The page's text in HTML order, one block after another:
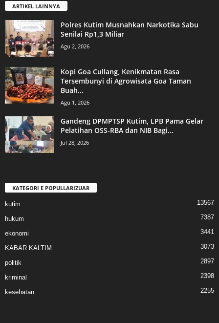
ARTIKEL LAINNYA
Polres Kutim Musnahkan Narkotika Sabu
Senilai Rp1,3 Miliar
Agu 2, 2026
Kopi Goa Cullang, Kenikmatan Rasa
Tersembunyi di Agrowisata Goa Taman
Buah...
Agu 1, 2026
Gandeng DPMPTSP Kutim, LPB Pama Gelar
Pelatihan OSS-RBA dan NIB Bagi...
Jul 28, 2026
KATEGORI E POPULLARIZUAR
kutim 13567
hukum 7387
ekonomi 3441
KABAR KALTIM 3073
politik 2897
kriminal 2398
kesehatan 2255